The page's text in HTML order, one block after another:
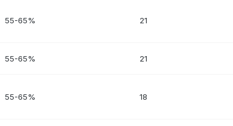
55-65% 21
55-65% 21
55-65% 18